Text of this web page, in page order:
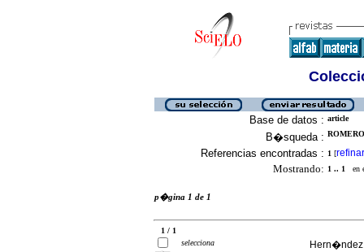
Base de datos : article
B�squeda :
Referencias encontradas : 1 [refinar
Mostrando: 1 .. 1 en
p�gina 1 de 1
1 / 1
selecciona